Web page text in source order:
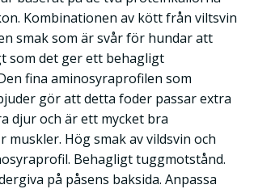
Kombinationen av kött från viltsvin
smak som är svår för hundar att
som det ger ett behagligt
fina aminosyraprofilen som
gör att detta foder passar extra
djur och är ett mycket bra
muskler. Hög smak av vildsvin och
Behagligt tuggmotstånd.
på påsens baksida. Anpassa